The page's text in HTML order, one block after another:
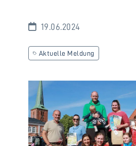
19.06.2024
Aktuelle Meldung